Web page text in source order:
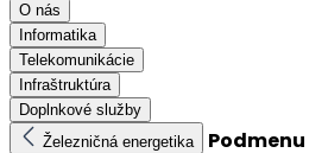
O nás
Informatika
Telekomunikácie
Infraštruktúra
Doplnkové služby
Železničná energetika
Podmenu